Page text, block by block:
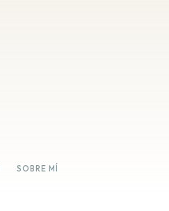
SOBRE MÍ